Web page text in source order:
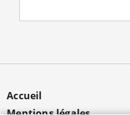
MENU
Accueil